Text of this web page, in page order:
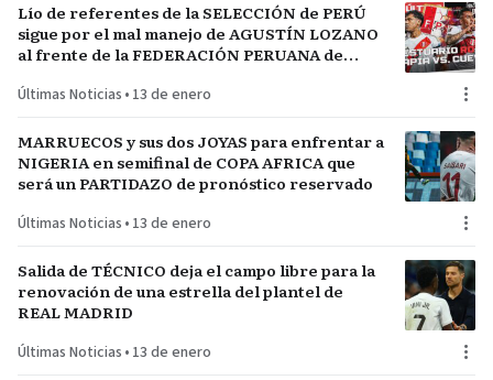
Lío de referentes de la SELECCIÓN de PERÚ
sigue por el mal manejo de AGUSTÍN LOZANO
al frente de la FEDERACIÓN PERUANA de
Últimas Noticias • 13 de enero
MARRUECOS y sus dos JOYAS para enfrentar a
NIGERIA en semifinal de COPA AFRICA que
será un PARTIDAZO de pronóstico reservado
Últimas Noticias • 13 de enero
Salida de TÉCNICO deja el campo libre para la
renovación de una estrella del plantel de
REAL MADRID
Últimas Noticias • 13 de enero